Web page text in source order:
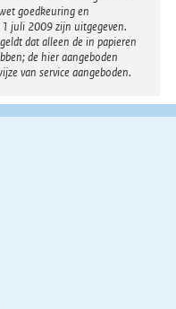
goedkeuring en
juli 2009 zijn uitgegeven.
dat alleen de in papieren
de hier aangeboden
van service aangeboden.